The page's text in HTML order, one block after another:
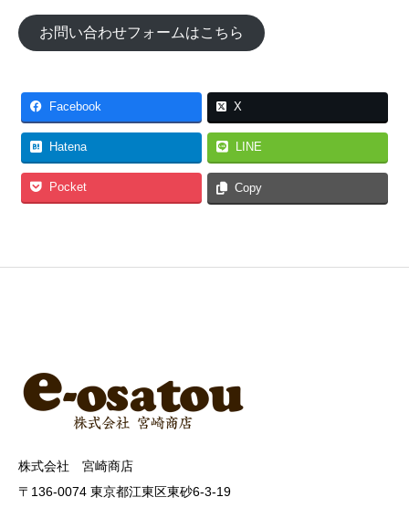
お問い合わせフォームはこちら
Facebook X
Hatena LINE
Pocket Copy
株式会社 宮崎商店
〒136-0074 東京都江東区東砂6-3-19